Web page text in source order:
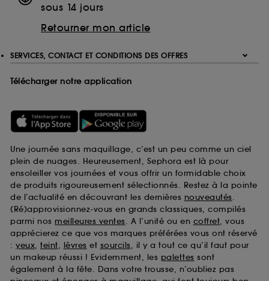
sous 14 jours
Retourner mon article
SERVICES, CONTACT ET CONDITIONS DES OFFRES
Télécharger notre application
Une journée sans maquillage, c’est un peu comme un ciel
plein de nuages. Heureusement, Sephora est là pour
ensoleiller vos journées et vous offrir un formidable choix
de produits rigoureusement sélectionnés. Restez à la pointe
de l’actualité en découvrant les dernières nouveautés.
(Ré)approvisionnez-vous en grands classiques, compilés
parmi nos meilleures ventes. A l’unité ou en coffret, vous
apprécierez ce que vos marques préférées vous ont réservé
: yeux, teint, lèvres et sourcils, il y a tout ce qu’il faut pour
un makeup réussi ! Evidemment, les palettes sont
également à la fête. Dans votre trousse, n’oubliez pas